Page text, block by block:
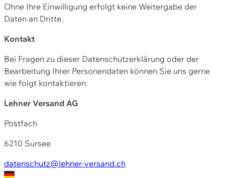
Ohne Ihre Einwilligung erfolgt keine Weitergabe der
Daten an Dritte.
Kontakt
Bei Fragen zu dieser Datenschutzerklärung oder der
Bearbeitung Ihrer Personendaten können Sie uns gerne
wie folgt kontaktieren:
Lehner Versand AG
Postfach
6210 Sursee
datenschutz@lehner-versand.ch